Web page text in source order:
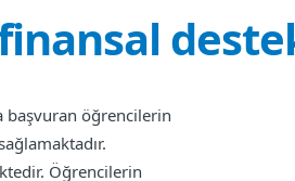
başvuran öğrencilerin
Öğrencilerin